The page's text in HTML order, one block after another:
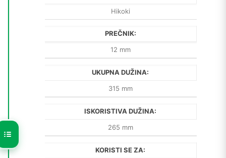
Hikoki
PREČNIK:
12 mm
UKUPNA DUŽINA:
315 mm
ISKORISTIVA DUŽINA:
265 mm
KORISTI SE ZA: